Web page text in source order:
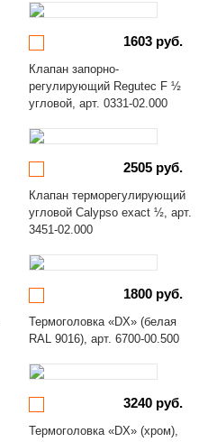
1603 руб.
Клапан запорно-
регулирующий Regutec F ½
угловой, арт. 0331-02.000
2505 руб.
Клапан терморегулирующий
угловой Calypso exact ½, арт.
3451-02.000
1800 руб.
Термоголовка «DX» (белая
RAL 9016), арт. 6700-00.500
3240 руб.
Термоголовка «DX» (хром),